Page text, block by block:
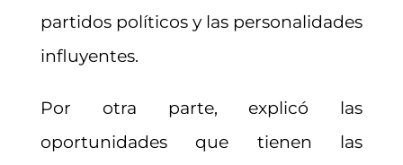
partidos políticos y las personalidades
influyentes.
Por otra parte, explicó las
oportunidades que tienen las